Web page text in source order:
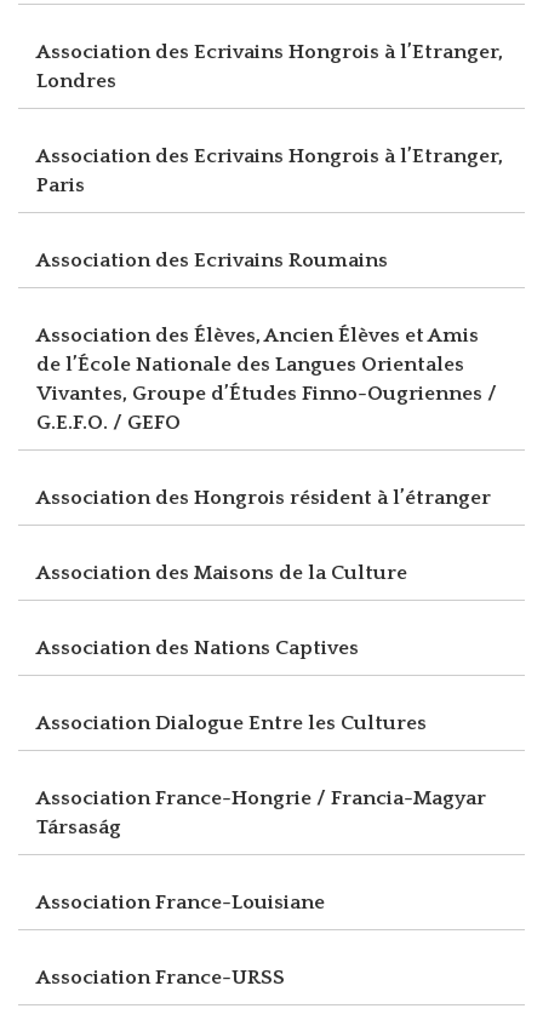
Association des Ecrivains Hongrois à l’Etranger,
Londres
Association des Ecrivains Hongrois à l’Etranger,
Paris
Association des Ecrivains Roumains
Association des Élèves, Ancien Élèves et Amis
de l’École Nationale des Langues Orientales
Vivantes, Groupe d’Études Finno-Ougriennes /
G.E.F.O. / GEFO
Association des Hongrois résident à l’étranger
Association des Maisons de la Culture
Association des Nations Captives
Association Dialogue Entre les Cultures
Association France-Hongrie / Francia-Magyar
Társaság
Association France-Louisiane
Association France-URSS